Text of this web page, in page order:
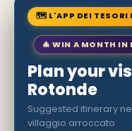
🗺 L'APP DEI TESORI
🎄 WIN A MONTH
Plan your
Rotonde
Suggested itinerary
villaggio arroccato